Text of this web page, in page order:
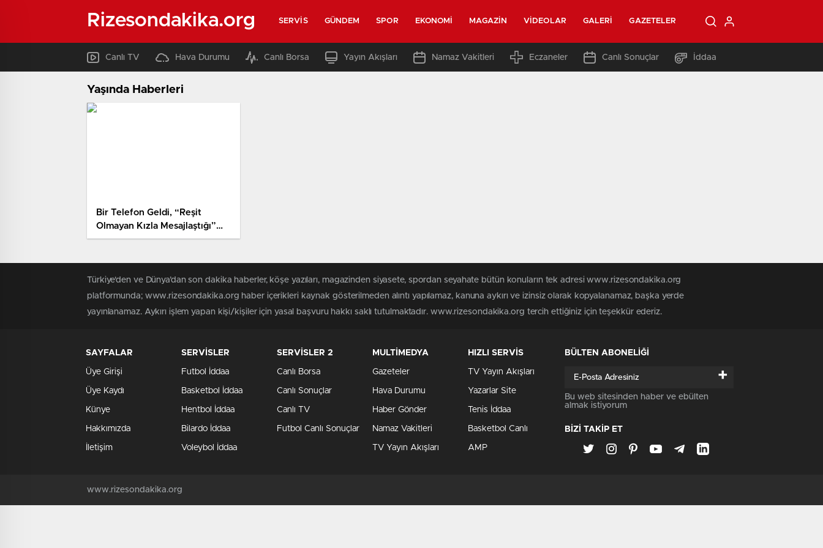
Rizesondakika.org SERVIS GÜNDEM SPOR EKONOMI MAGAZIN VIDEOLAR GALERI GAZETELER
Canlı TV Hava Durumu Canlı Borsa Yayın Akışları Namaz Vakitleri Eczaneler Canlı Sonuçlar İddaa
Yaşında Haberleri
Bir Telefon Geldi, “Reşit
Olmayan Kızla Mesajlaştığı”
Söylendi, Yüz Binlerce
Türkiye'den ve Dünya’dan son dakika haberler, köşe yazıları, magazinden siyasete, spordan seyahate bütün konuların tek adresi www.rizesondakika.org
platformunda; www.rizesondakika.org haber içerikleri kaynak gösterilmeden alıntı yapılamaz, kanuna aykırı ve izinsiz olarak kopyalanamaz, başka yerde
yayınlanamaz. Aykırı işlem yapan kişi/kişiler için yasal başvuru hakkı saklı tutulmaktadır. www.rizesondakika.org tercih ettiğiniz için teşekkür ederiz.
SAYFALAR
Üye Girişi
Üye Kaydı
Künye
Hakkımızda
İletişim
SERVİSLER
Futbol İddaa
Basketbol İddaa
Hentbol İddaa
Bilardo İddaa
Voleybol İddaa
SERVİSLER 2
Canlı Borsa
Canlı Sonuçlar
Canlı TV
Futbol Canlı Sonuçlar
MULTİMEDYA
Gazeteler
Hava Durumu
Haber Gönder
Namaz Vakitleri
TV Yayın Akışları
HIZLI SERVİS
TV Yayın Akışları
Yazarlar Site
Tenis İddaa
Basketbol Canlı
AMP
BÜLTEN ABONELİĞİ
+
Bu web sitesinden haber ve ebülten
almak istiyorum
BİZİ TAKİP ET
www.rizesondakika.org